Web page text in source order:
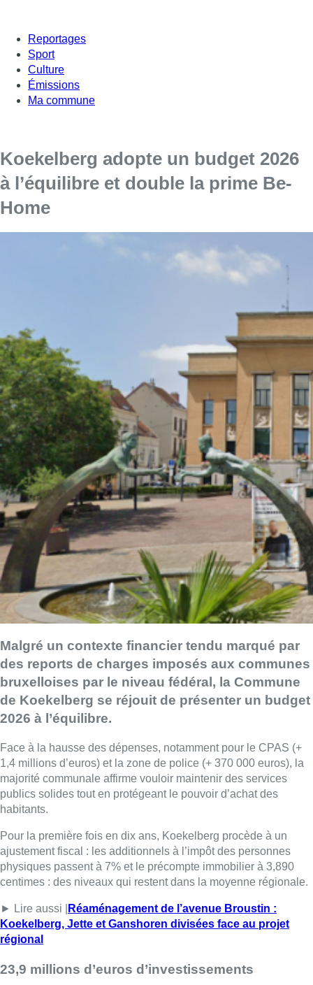
Reportages
Sport
Culture
Émissions
Ma commune
Koekelberg adopte un budget 2026
à l’équilibre et double la prime Be-
Home
Malgré un contexte financier tendu marqué par
des reports de charges imposés aux communes
bruxelloises par le niveau fédéral, la Commune
de Koekelberg se réjouit de présenter un budget
2026 à l’équilibre.
Face à la hausse des dépenses, notamment pour le CPAS (+
1,4 millions d’euros) et la zone de police (+ 370 000 euros), la
majorité communale affirme vouloir maintenir des services
publics solides tout en protégeant le pouvoir d’achat des
habitants.
Pour la première fois en dix ans, Koekelberg procède à un
ajustement fiscal : les additionnels à l’impôt des personnes
physiques passent à 7% et le précompte immobilier à 3,890
centimes : des niveaux qui restent dans la moyenne régionale.
► Lire aussi |
Réaménagement de l’avenue Broustin :
Koekelberg, Jette et Ganshoren divisées face au projet
régional
23,9 millions d’euros d’investissements